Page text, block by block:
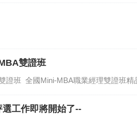
雙證班
證班 全國Mini-MBA職業經理雙證班
工作即將開始了--